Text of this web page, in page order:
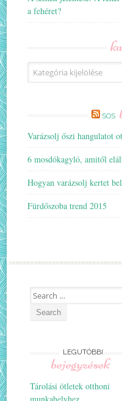
a fehéret?
Kategóriák
SOS
Varázsolj őszi hangulatot
6 mosdókagyló, amitől
Hogyan varázsolj kertet
Fürdőszoba trend 2015
Search
for:
LEGUTÓBBI
bejegyzések
Tárolási ötletek otthoni